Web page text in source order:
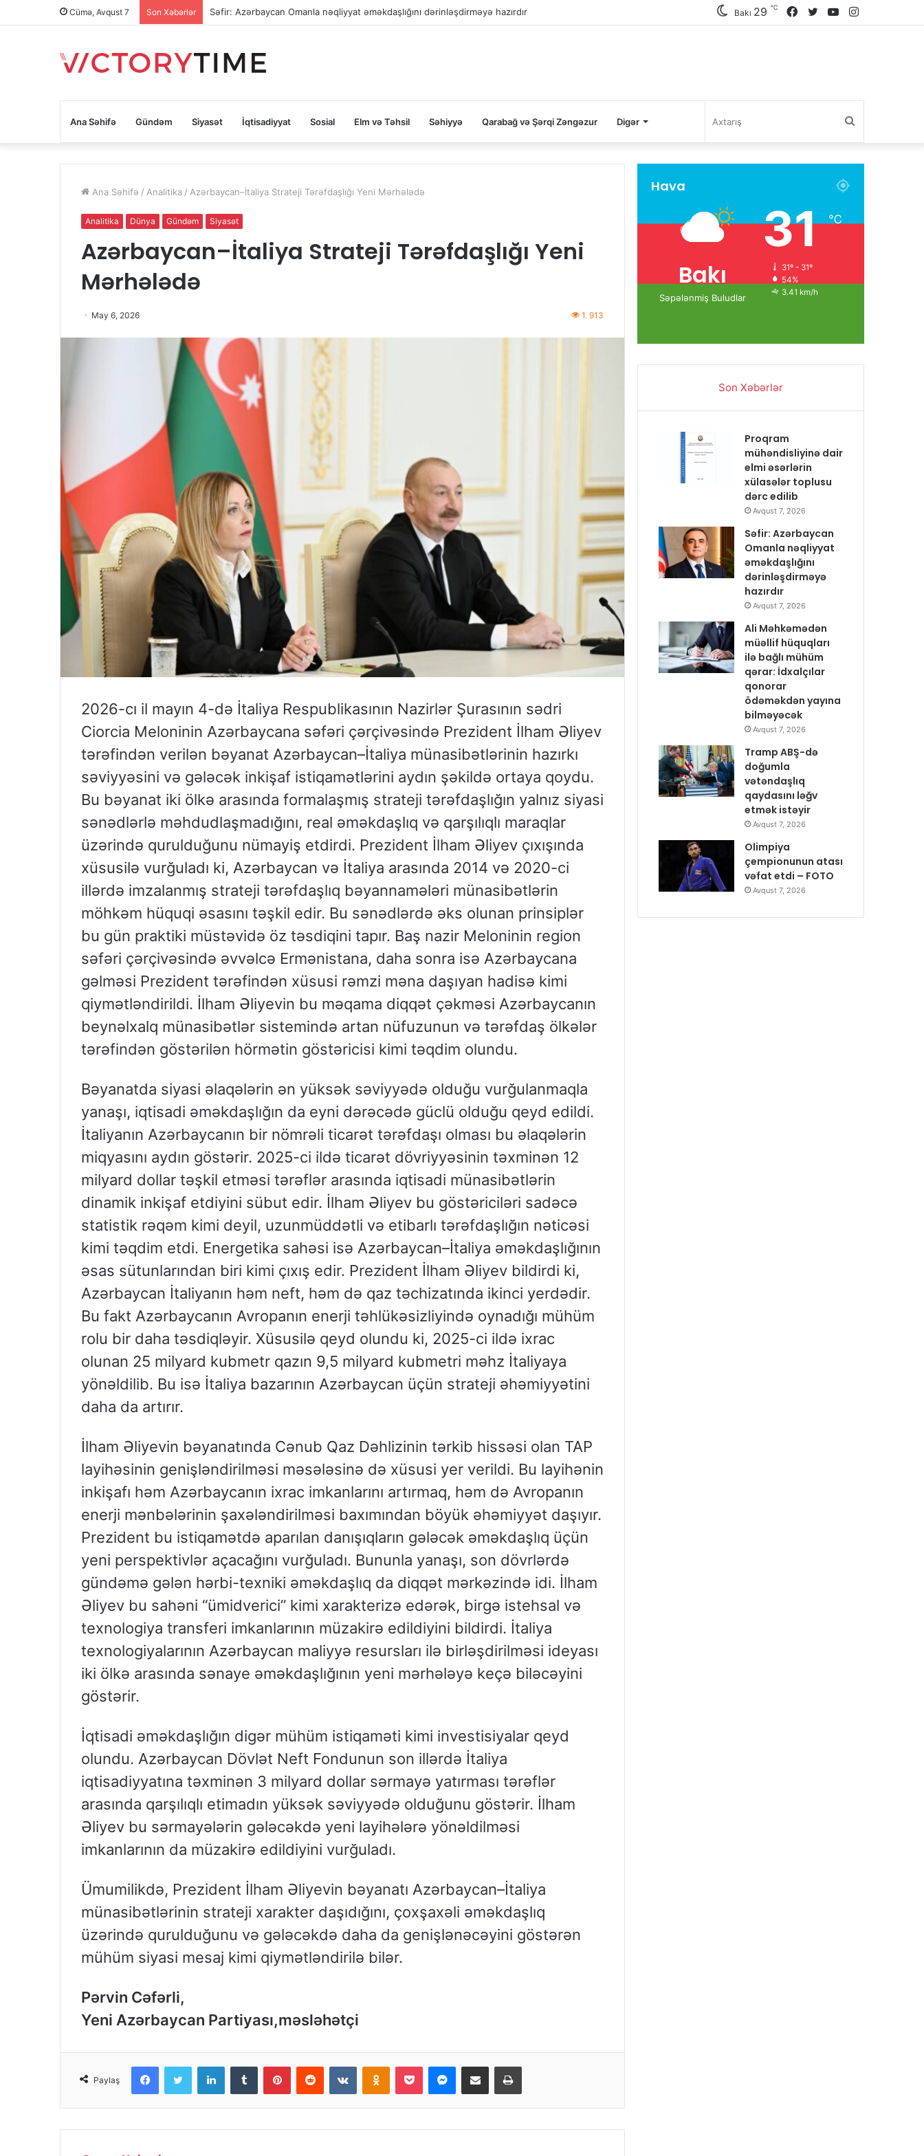
Cümə, Avqust 7 Son Xəbərlər Səfir: Azərbaycan Omanla nəqliyyat əməkdaşlığını dərinləşdirməyə hazırdır YouTube
Twitter
Facebook
Bakı 29 ℃
Ana Səhifə Gündəm Siyasət İqtisadiyyat Sosial Elm və Təhsil Səhiyyə Qarabağ və Şərqi Zəngəzur Digər
Ana Səhifə / Analitika / Azərbaycan–İtaliya Strateji Tərəfdaşlığı Yeni Mərhələdə
Analitika Dünya Gündəm Siyasət
Azərbaycan–İtaliya Strateji Tərəfdaşlığı Yeni
Mərhələdə
May 6, 2026 1. 913
2026-cı il mayın 4-də İtaliya Respublikasının Nazirlər Şurasının sədri
Ciorcia Meloninin Azərbaycana səfəri çərçivəsində Prezident İlham Əliyev
tərəfindən verilən bəyanat Azərbaycan–İtaliya münasibətlərinin hazırkı
səviyyəsini və gələcək inkişaf istiqamətlərini aydın şəkildə ortaya qoydu.
Bu bəyanat iki ölkə arasında formalaşmış strateji tərəfdaşlığın yalnız siyasi
sənədlərlə məhdudlaşmadığını, real əməkdaşlıq və qarşılıqlı maraqlar
üzərində qurulduğunu nümayiş etdirdi. Prezident İlham Əliyev çıxışında
xüsusilə vurğuladı ki, Azərbaycan və İtaliya arasında 2014 və 2020-ci
illərdə imzalanmış strateji tərəfdaşlıq bəyannamələri münasibətlərin
möhkəm hüquqi əsasını təşkil edir. Bu sənədlərdə əks olunan prinsiplər
bu gün praktiki müstəvidə öz təsdiqini tapır. Baş nazir Meloninin region
səfəri çərçivəsində əvvəlcə Ermənistana, daha sonra isə Azərbaycana
gəlməsi Prezident tərəfindən xüsusi rəmzi məna daşıyan hadisə kimi
qiymətləndirildi. İlham Əliyevin bu məqama diqqət çəkməsi Azərbaycanın
beynəlxalq münasibətlər sistemində artan nüfuzunun və tərəfdaş ölkələr
tərəfindən göstərilən hörmətin göstəricisi kimi təqdim olundu.
Bəyanatda siyasi əlaqələrin ən yüksək səviyyədə olduğu vurğulanmaqla
yanaşı, iqtisadi əməkdaşlığın da eyni dərəcədə güclü olduğu qeyd edildi.
İtaliyanın Azərbaycanın bir nömrəli ticarət tərəfdaşı olması bu əlaqələrin
miqyasını aydın göstərir. 2025-ci ildə ticarət dövriyyəsinin təxminən 12
milyard dollar təşkil etməsi tərəflər arasında iqtisadi münasibətlərin
dinamik inkişaf etdiyini sübut edir. İlham Əliyev bu göstəriciləri sadəcə
statistik rəqəm kimi deyil, uzunmüddətli və etibarlı tərəfdaşlığın nəticəsi
kimi təqdim etdi. Energetika sahəsi isə Azərbaycan–İtaliya əməkdaşlığının
əsas sütunlarından biri kimi çıxış edir. Prezident İlham Əliyev bildirdi ki,
Azərbaycan İtaliyanın həm neft, həm də qaz təchizatında ikinci yerdədir.
Bu fakt Azərbaycanın Avropanın enerji təhlükəsizliyində oynadığı mühüm
rolu bir daha təsdiqləyir. Xüsusilə qeyd olundu ki, 2025-ci ildə ixrac
olunan 25 milyard kubmetr qazın 9,5 milyard kubmetri məhz İtaliyaya
yönəldilib. Bu isə İtaliya bazarının Azərbaycan üçün strateji əhəmiyyətini
daha da artırır.
İlham Əliyevin bəyanatında Cənub Qaz Dəhlizinin tərkib hissəsi olan TAP
layihəsinin genişləndirilməsi məsələsinə də xüsusi yer verildi. Bu layihənin
inkişafı həm Azərbaycanın ixrac imkanlarını artırmaq, həm də Avropanın
enerji mənbələrinin şaxələndirilməsi baxımından böyük əhəmiyyət daşıyır.
Prezident bu istiqamətdə aparılan danışıqların gələcək əməkdaşlıq üçün
yeni perspektivlər açacağını vurğuladı. Bununla yanaşı, son dövrlərdə
gündəmə gələn hərbi-texniki əməkdaşlıq da diqqət mərkəzində idi. İlham
Əliyev bu sahəni “ümidverici” kimi xarakterizə edərək, birgə istehsal və
texnologiya transferi imkanlarının müzakirə edildiyini bildirdi. İtaliya
texnologiyalarının Azərbaycan maliyyə resursları ilə birləşdirilməsi ideyası
iki ölkə arasında sənaye əməkdaşlığının yeni mərhələyə keçə biləcəyini
göstərir.
İqtisadi əməkdaşlığın digər mühüm istiqaməti kimi investisiyalar qeyd
olundu. Azərbaycan Dövlət Neft Fondunun son illərdə İtaliya
iqtisadiyyatına təxminən 3 milyard dollar sərmayə yatırması tərəflər
arasında qarşılıqlı etimadın yüksək səviyyədə olduğunu göstərir. İlham
Əliyev bu sərmayələrin gələcəkdə yeni layihələrə yönəldilməsi
imkanlarının da müzakirə edildiyini vurğuladı.
Ümumilikdə, Prezident İlham Əliyevin bəyanatı Azərbaycan–İtaliya
münasibətlərinin strateji xarakter daşıdığını, çoxşaxəli əməkdaşlıq
üzərində qurulduğunu və gələcəkdə daha da genişlənəcəyini göstərən
mühüm siyasi mesaj kimi qiymətləndirilə bilər.
Pərvin Cəfərli,
Yeni Azərbaycan Partiyası,məsləhətçi
Paylaş
Hava
Bakı
Səpələnmiş Buludlar
31℃
31º - 31º
54%
3.41 km/h
Son Xəbərlər
Proqram
mühəndisliyinə dair
elmi əsərlərin
xülasələr toplusu
dərc edilib
Avqust 7, 2026
Səfir: Azərbaycan
Omanla nəqliyyat
əməkdaşlığını
dərinləşdirməyə
hazırdır
Avqust 7, 2026
Ali Məhkəmədən
müəllif hüquqları
ilə bağlı mühüm
qərar: İdxalçılar
qonorar
ödəməkdən yayına
bilməyəcək
Avqust 7, 2026
Tramp ABŞ-də
doğumla
vətəndaşlıq
qaydasını ləğv
etmək istəyir
Avqust 7, 2026
Olimpiya
çempionunun atası
vəfat etdi – FOTO
Avqust 7, 2026